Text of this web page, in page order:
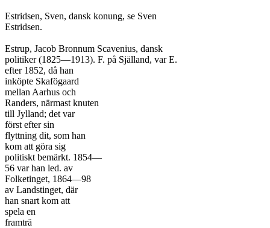
Estridsen, Sven, dansk konung, se Sven
Estridsen.
Estrup, Jacob Bronnum Scavenius, dansk
politiker (1825—1913). F. på Själland, var E.
efter 1852, då han
inköpte Skafögaard
mellan Aarhus och
Randers, närmast knuten
till Jylland; det var
först efter sin
flyttning dit, som han
kom att göra sig
politiskt bemärkt. 1854—
56 var han led. av
Folketinget, 1864—98
av Landstinget, där
han snart kom att
spela en
framträ